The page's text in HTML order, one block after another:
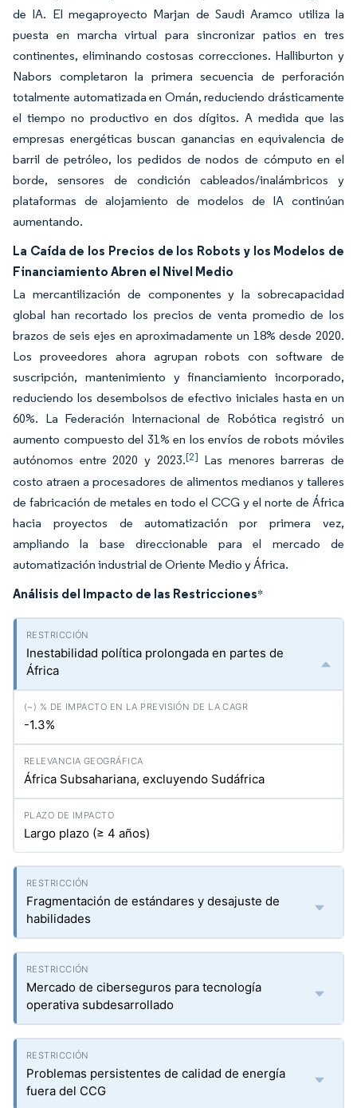
de IA. El megaproyecto Marjan de Saudi Aramco utiliza la
puesta en marcha virtual para sincronizar patios en tres
continentes, eliminando costosas correcciones. Halliburton y
Nabors completaron la primera secuencia de perforación
totalmente automatizada en Omán, reduciendo drásticamente
el tiempo no productivo en dos dígitos. A medida que las
empresas energéticas buscan ganancias en equivalencia de
barril de petróleo, los pedidos de nodos de cómputo en el
borde, sensores de condición cableados/inalámbricos y
plataformas de alojamiento de modelos de IA continúan
aumentando.
La Caída de los Precios de los Robots y los Modelos de
Financiamiento Abren el Nivel Medio
La mercantilización de componentes y la sobrecapacidad
global han recortado los precios de venta promedio de los
brazos de seis ejes en aproximadamente un 18% desde 2020.
Los proveedores ahora agrupan robots con software de
suscripción, mantenimiento y financiamiento incorporado,
reduciendo los desembolsos de efectivo iniciales hasta en un
60%. La Federación Internacional de Robótica registró un
aumento compuesto del 31% en los envíos de robots móviles
autónomos entre 2020 y 2023.[2] Las menores barreras de
costo atraen a procesadores de alimentos medianos y talleres
de fabricación de metales en todo el CCG y el norte de África
hacia proyectos de automatización por primera vez,
ampliando la base direccionable para el mercado de
automatización industrial de Oriente Medio y África.
Análisis del Impacto de las Restricciones*
Inestabilidad política prolongada en partes de
África
-1.3%
África Subsahariana, excluyendo Sudáfrica
Largo plazo (≥ 4 años)
Fragmentación de estándares y desajuste de
habilidades
Mercado de ciberseguros para tecnología
operativa subdesarrollado
Problemas persistentes de calidad de energía
fuera del CCG